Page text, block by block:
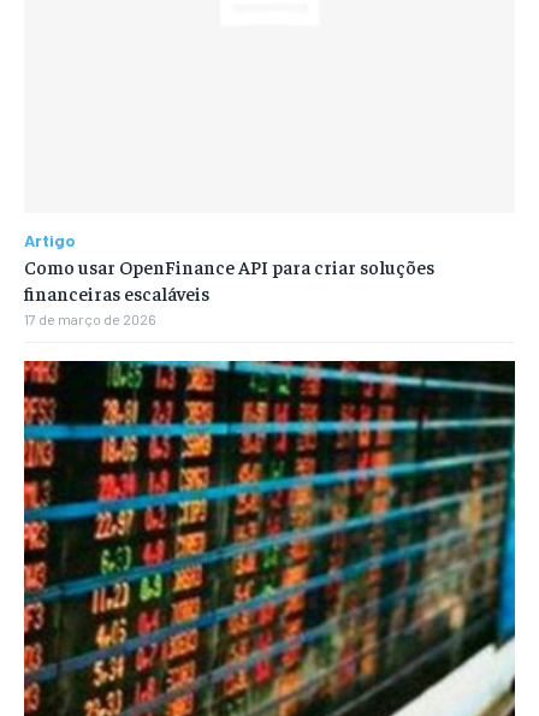
Artigo
Como usar OpenFinance API para criar soluções
financeiras escaláveis
17 de março de 2026